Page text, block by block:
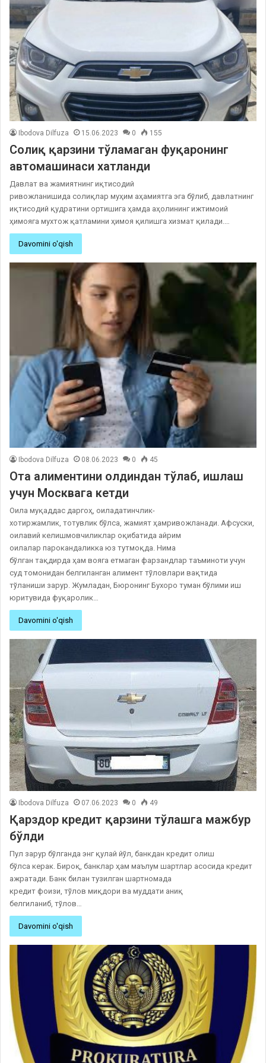
Ibodova Dilfuza 15.06.2023 0 155
Солиқ қарзини тўламаган фуқаронинг
автомашинаси хатланди
Давлат ва жамиятнинг иқтисодий
ривожланишида солиқлар муҳим аҳамиятга эга бўлиб, давлатнинг
иқтисодий қудратини ортишига ҳамда аҳолининг ижтимоий
ҳимояга мухтож қатламини ҳимоя қилишга хизмат қилади.…
Davomini o'qish
Ibodova Dilfuza 08.06.2023 0 45
Ота алиментини олдиндан тўлаб, ишлаш
учун Москвага кетди
Оила муқаддас даргоҳ, оиладатинчлик-
хотиржамлик, тотувлик бўлса, жамият ҳамривожланади. Афсуски,
оилавий келишмовчиликлар оқибатида айрим
оилалар парокандаликка юз тутмоқда. Нима
бўлган тақдирда ҳам вояга етмаган фарзандлар таъминоти учун
суд томонидан белгиланган алимент тўловлари вақтида
тўланиши зарур. Жумладан, Бюронинг Бухоро туман бўлими иш
юритувида фуқаролик…
Davomini o'qish
Ibodova Dilfuza 07.06.2023 0 49
Қарздор кредит қарзини тўлашга мажбур
бўлди
Пул зарур бўлганда энг қулай йўл, банкдан кредит олиш
бўлса керак. Бироқ, банклар ҳам маълум шартлар асосида кредит
ажратади. Банк билан тузилган шартномада
кредит фоизи, тўлов миқдори ва муддати аниқ
белгиланиб, тўлов…
Davomini o'qish